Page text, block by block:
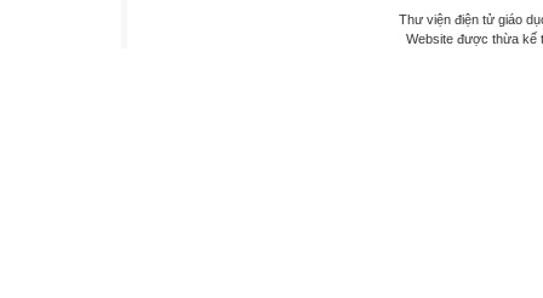
Thư viện điện tử giáo
Website được thừa kế